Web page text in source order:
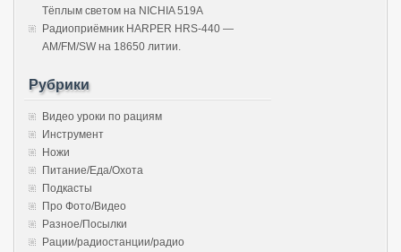
Тёплым светом на NICHIA 519A
Радиоприёмник HARPER HRS-440 —
AM/FM/SW на 18650 литии.
Рубрики
Видео уроки по рациям
Инструмент
Ножи
Питание/Еда/Охота
Подкасты
Про Фото/Видео
Разное/Посылки
Рации/радиостанции/радио